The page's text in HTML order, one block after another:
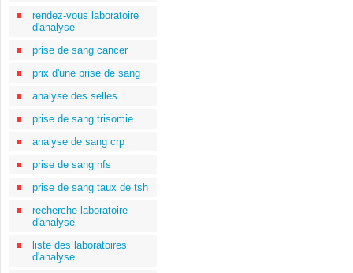
rendez-vous laboratoire
d'analyse
prise de sang cancer
prix d'une prise de sang
analyse des selles
prise de sang trisomie
analyse de sang crp
prise de sang nfs
prise de sang taux de tsh
recherche laboratoire
d'analyse
liste des laboratoires
d'analyse